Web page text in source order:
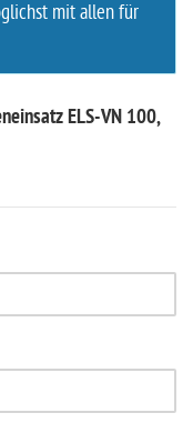
mit allen für
ELS-VN 100,